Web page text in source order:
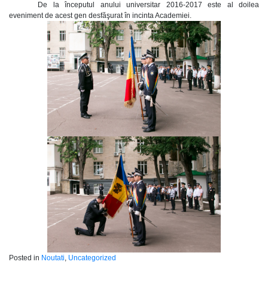
De la începutul anului universitar 2016-2017 este al doilea
eveniment de acest gen desfăşurat în incinta Academiei.
Posted in Noutati Uncategorized